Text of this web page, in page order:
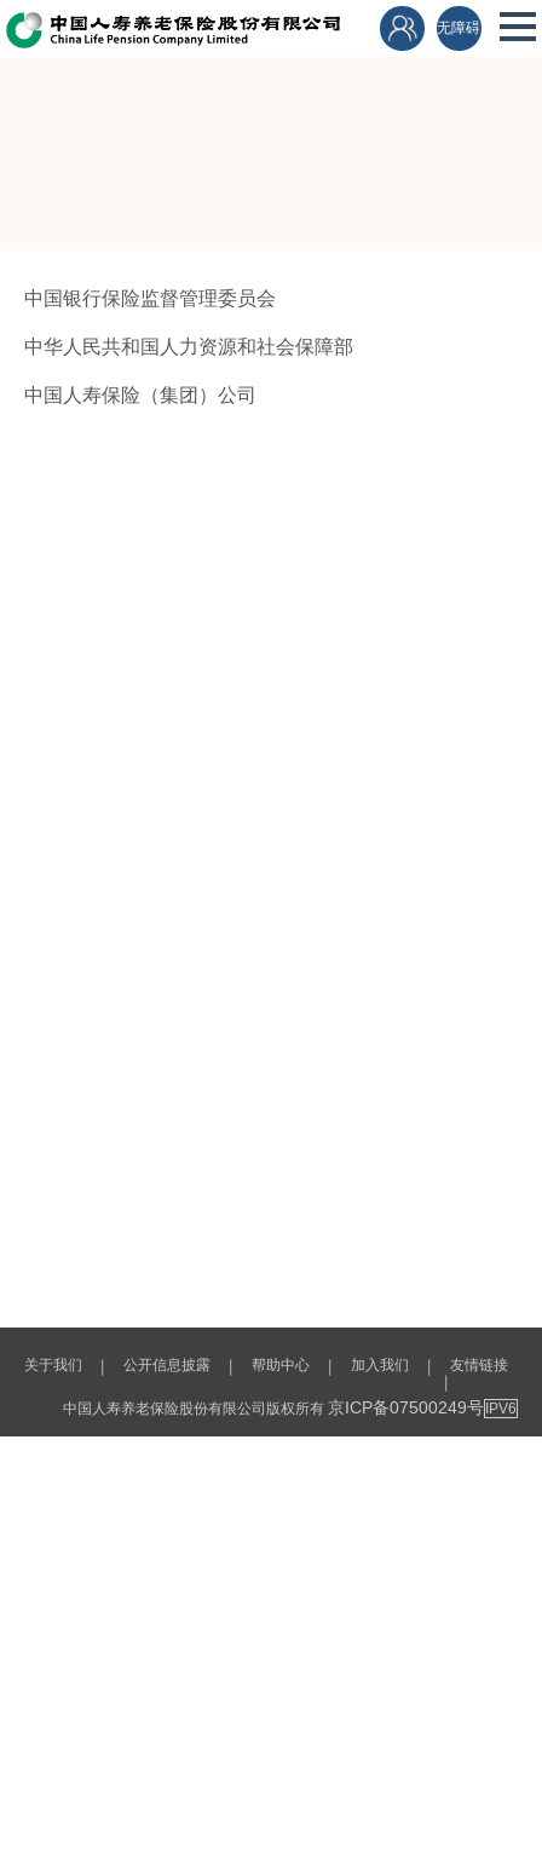
无障碍
中国银行保险监督管理委员会
中华人民共和国人力资源和社会保障部
中国人寿保险（集团）公司
关于我们 公开信息披露 帮助中心 加入我们 友情链接
中国人寿养老保险股份有限公司版权所有 京ICP备07500249号 IPV6